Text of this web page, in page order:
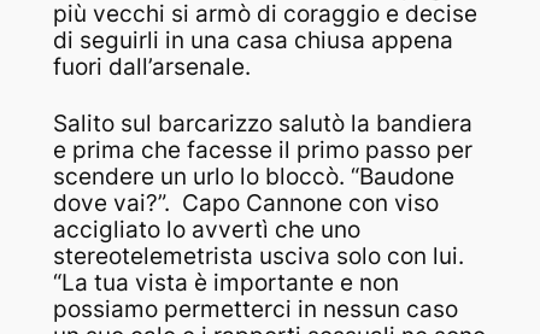
più vecchi si armò di coraggio e decise
di seguirli in una casa chiusa appena
fuori dall’arsenale.
Salito sul barcarizzo salutò la bandiera
e prima che facesse il primo passo per
scendere un urlo lo bloccò. “Baudone
dove vai?”. Capo Cannone con viso
accigliato lo avvertì che uno
stereotelemetrista usciva solo con lui.
“La tua vista è importante e non
possiamo permetterci in nessun caso